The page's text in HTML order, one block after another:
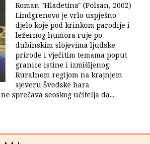
Roman "Hladetina" (Polsan, 2002)
Lindgrenovo je vrlo uspješno
djelo koje pod krinkom parodije i
ležernog humora ruje po
dubinskim slojevima ljudske
prirode i vječitim temama poput
granice istine i izmišljenog.
Ruralnom regijom na krajnjem
sjeveru Švedske hara
sprečava seoskog učitelja da...